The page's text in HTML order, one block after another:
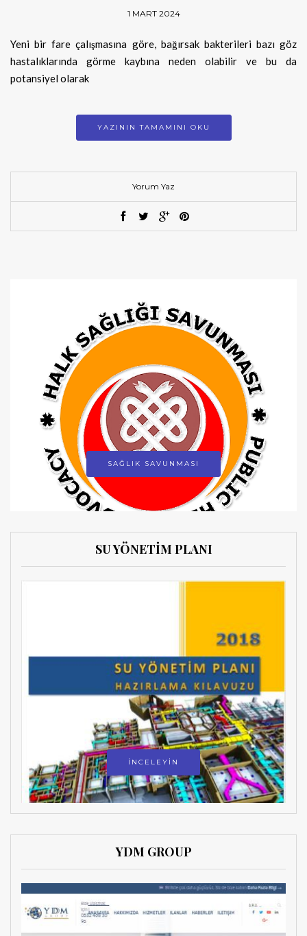
1 MART 2024
Yeni bir fare çalışmasına göre, bağırsak bakterileri bazı göz
hastalıklarında görme kaybına neden olabilir ve bu da
potansiyel olarak
YAZININ TAMAMINI OKU
Yorum Yaz
SAĞLIK SAVUNMASI
SU YÖNETİM PLANI
İNCELEYİN
YDM GROUP